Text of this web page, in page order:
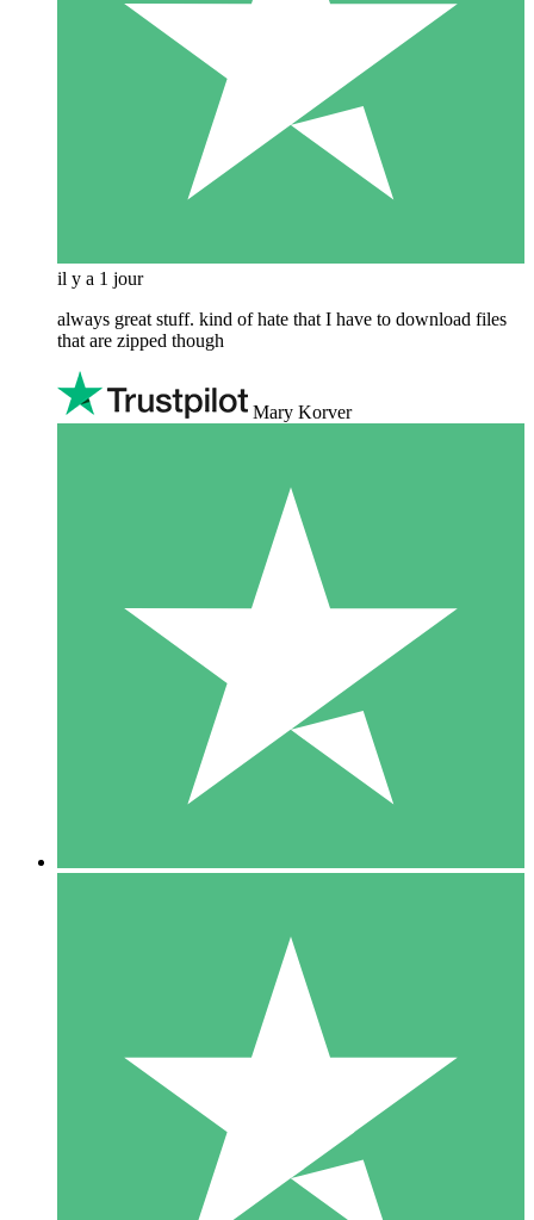
il y a 1 jour
always great stuff. kind of hate that I have to download files
that are zipped though
Mary Korver